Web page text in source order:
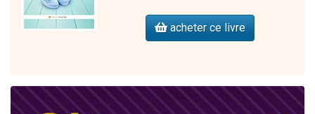
acheter ce livre